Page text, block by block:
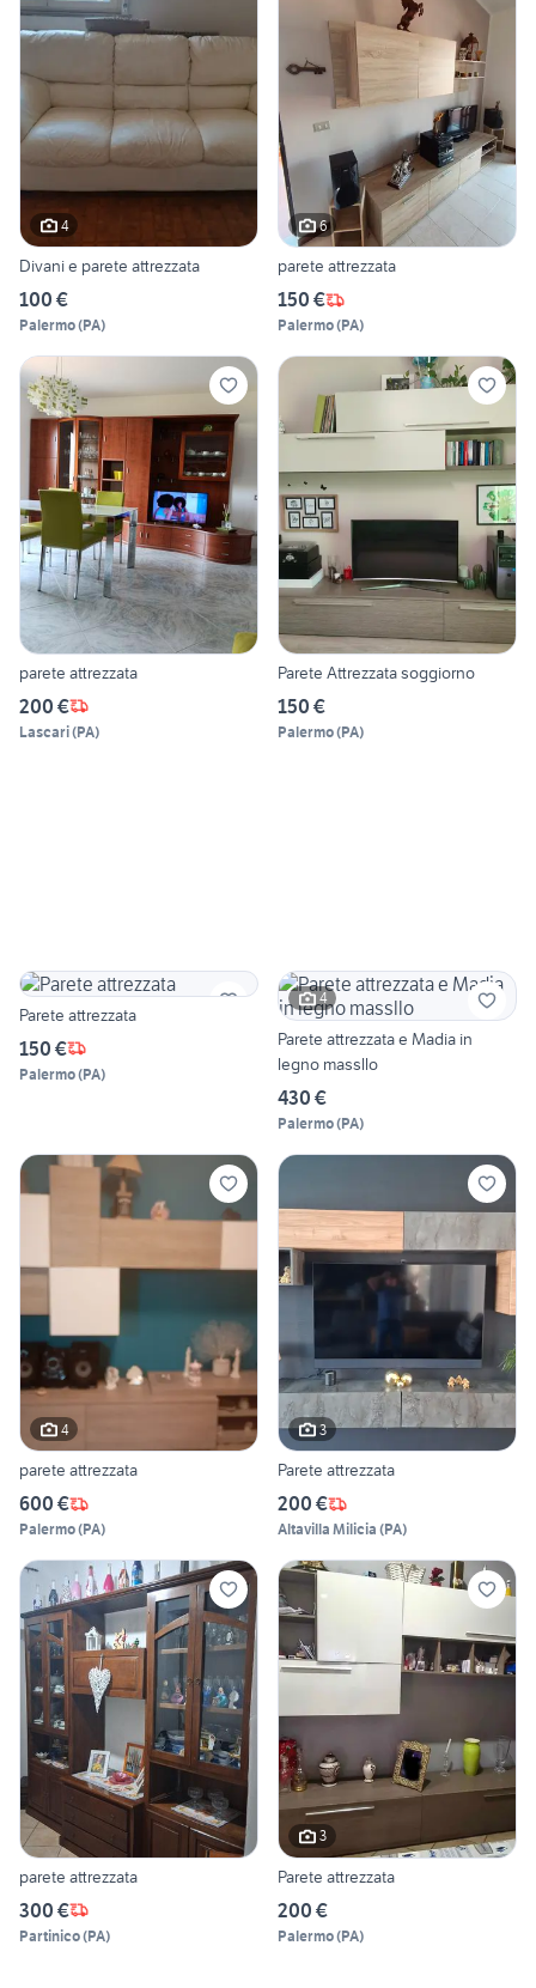
4
Divani e parete attrezzata
100 €
Palermo(PA)
6
parete attrezzata
150 €
Palermo(PA)
parete attrezzata
200 €
Lascari(PA)
Parete Attrezzata soggiorno
150 €
Palermo(PA)
Parete attrezzata
150 €
Palermo(PA)
4
Parete attrezzata e Madia in
legno massllo
430 €
Palermo(PA)
4
parete attrezzata
600 €
Palermo(PA)
3
Parete attrezzata
200 €
Altavilla Milicia (PA)
parete attrezzata
300 €
Partinico(PA)
3
Parete attrezzata
200 €
Palermo(PA)